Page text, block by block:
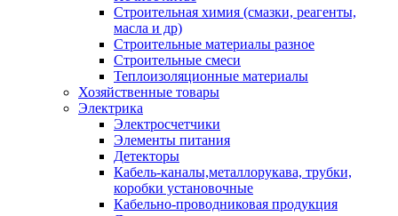
Строительная химия (смазки, реагенты,
масла и др)
Строительные материалы разное
Строительные смеси
Теплоизоляционные материалы
Хозяйственные товары
Электрика
Электросчетчики
Элементы питания
Детекторы
Кабель-каналы,металлорукава, трубки,
коробки установочные
Кабельно-проводниковая продукция